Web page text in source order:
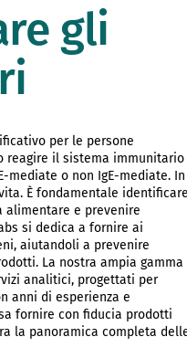
gli
per le persone
reagire il sistema immunitario
mediate o non IgE-mediate. In
È fondamentale identificare
alimentare e prevenire
si dedica a fornire ai
aiutandoli a prevenire
La nostra ampia gamma
analitici, progettati per
anni di esperienza e
fornire con fiducia prodotti
la panoramica completa